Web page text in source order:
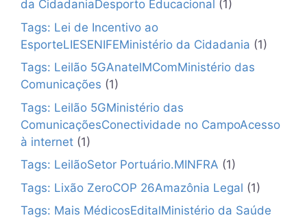
da CidadaniaDesporto Educacional (1)
Tags: Lei de Incentivo ao
EsporteLIESENIFEMinistério da Cidadania (1)
Tags: Leilão 5GAnatelMComMinistério das
Comunicações (1)
Tags: Leilão 5GMinistério das
ComunicaçõesConectividade no CampoAcesso
à internet (1)
Tags: LeilãoSetor Portuário.MINFRA (1)
Tags: Lixão ZeroCOP 26Amazônia Legal (1)
Tags: Mais MédicosEditalMinistério da Saúde